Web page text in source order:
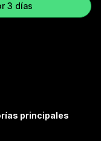
3 días
principales